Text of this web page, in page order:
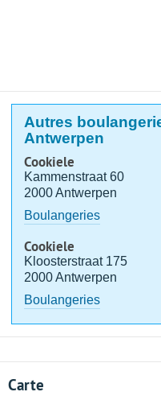
Autres
Antwerpen
Cookiele
Kammenstraat 60
2000 Antwerpen
Boulangeries
Cookiele
Kloosterstraat 175
2000 Antwerpen
Boulangeries
Carte